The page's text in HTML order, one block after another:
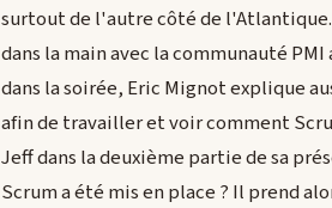
surtout de l'autre côté de
dans la main avec la communauté
dans la soirée, Eric Mignot explique
afin de travailler et voir comment
Jeff dans la deuxième partie de sa
Scrum a été mis en place ? Il prend